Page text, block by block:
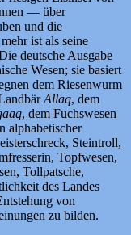
— über
und die
ist als seine
deutsche Ausgabe
Wesen; sie basiert
dem Riesenwurm
Allaq, dem
, dem Fuchswesen
alphabetischer
Steintroll,
Topfwesen,
Tollpatsche,
des Landes
von
zu bilden.